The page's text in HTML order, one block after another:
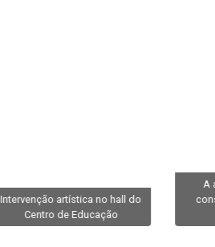
Intervenção artística no hall do
Centro de Educação
A